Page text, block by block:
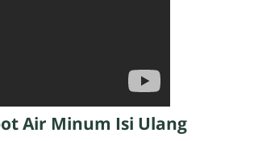
Air Minum Isi Ulang